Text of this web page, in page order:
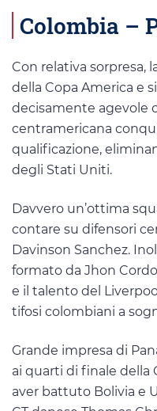
Colombia –
Con relativa sorpresa,
della Copa America e
decisamente agevole
centramericana
qualificazione,
degli Stati Uniti.
Davvero un’ottima
contare su difensori
Davinson Sanchez.
formato da Jhon
e il talento del
tifosi colombiani a
Grande impresa di
ai quarti di finale della
aver battuto Bolivia e